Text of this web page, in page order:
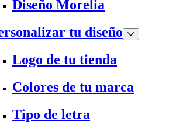
Diseño Morelia
tu diseño
Logo de tu tienda
Colores de tu marca
Tipo de letra